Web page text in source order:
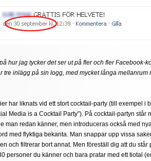
hur jag tycker det ser ut på fler och fler Facebook-
tre inlägg på sin logg, med mycket långa mellanrum
har liknats vid ett stort cocktail-party (till exempel i
Media is a Cocktail Party”). På cocktail-partyn står
man redan känner, men introduceras också med
med flyktiga bekanta. Man snappar upp vissa
och filtrerar bort annat. Men föreställ dig att du står
personer du känner och bara pratar med ett tiotal